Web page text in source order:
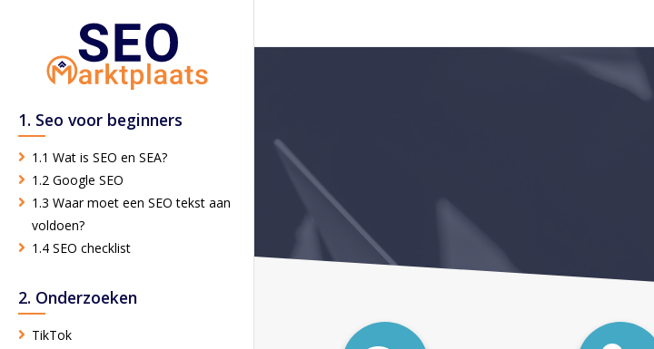
1. Seo voor beginners
1.1 Wat is SEO en SEA?
1.2 Google SEO
1.3 Waar moet een SEO tekst aan
voldoen?
1.4 SEO checklist
2. Onderzoeken
TikTok